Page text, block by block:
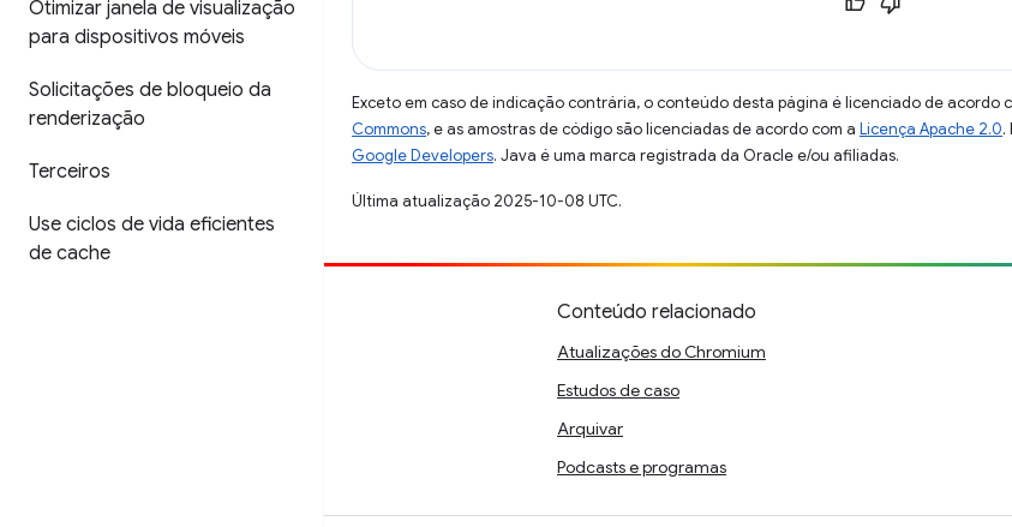
Otimizar janela de visualização
para dispositivos móveis
Solicitações de bloqueio da
renderização
Terceiros
Use ciclos de vida eficientes
de cache
Exceto em caso de indicação contrária, o conteúdo desta página é licenciado de acordo
Commons, e as amostras de código são licenciadas de acordo com a Licença Apache 2.0.
Google Developers. Java é uma marca registrada da Oracle e/ou afiliadas.
Última atualização 2025-10-08 UTC.
Conteúdo relacionado
Atualizações do Chromium
Estudos de caso
Arquivar
Podcasts e programas